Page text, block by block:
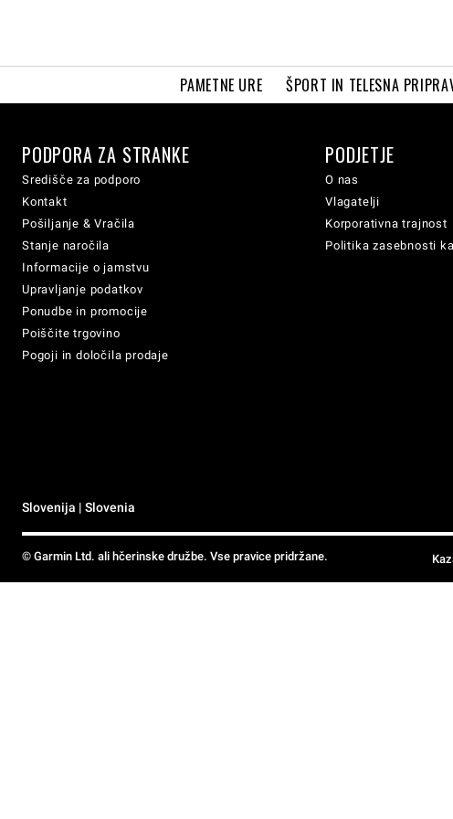
PAMETNE URE ŠPORT IN TELESNA
PODPORA ZA STRANKE
Središče za podporo
Kontakt
Pošiljanje & Vračila
Stanje naročila
Informacije o jamstvu
Upravljanje podatkov
Ponudbe in promocije
Poiščite trgovino
Pogoji in določila prodaje
PODJETJE
O nas
Vlagatelji
Korporativna trajnost
Politika zasebnosti
Slovenija | Slovenia
© Garmin Ltd. ali hčerinske družbe. Vse pravice pridržane.